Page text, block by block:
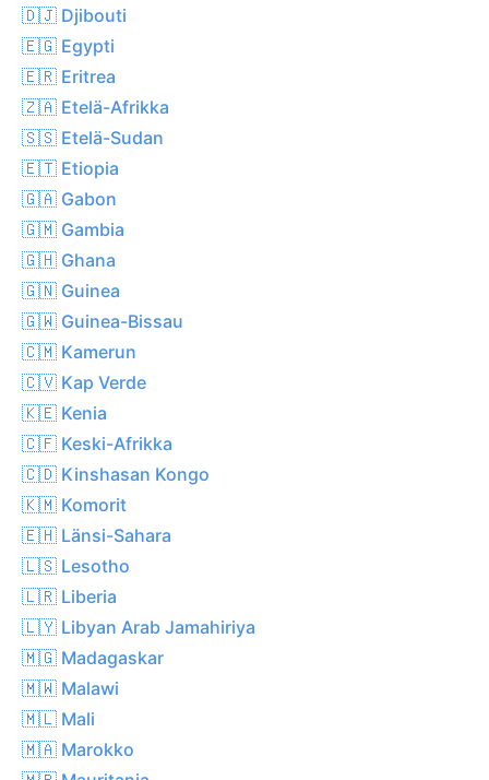
🇩🇯 Djibouti
🇪🇬 Egypti
🇪🇷 Eritrea
🇿🇦 Etelä-Afrikka
🇸🇸 Etelä-Sudan
🇪🇹 Etiopia
🇬🇦 Gabon
🇬🇲 Gambia
🇬🇭 Ghana
🇬🇳 Guinea
🇬🇼 Guinea-Bissau
🇨🇲 Kamerun
🇨🇻 Kap Verde
🇰🇪 Kenia
🇨🇫 Keski-Afrikka
🇨🇩 Kinshasan Kongo
🇰🇲 Komorit
🇪🇭 Länsi-Sahara
🇱🇸 Lesotho
🇱🇷 Liberia
🇱🇾 Libyan Arab Jamahiriya
🇲🇬 Madagaskar
🇲🇼 Malawi
🇲🇱 Mali
🇲🇦 Marokko